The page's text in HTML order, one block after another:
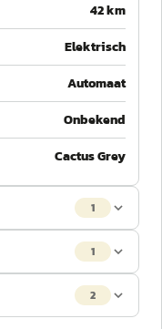
42 km
Elektrisch
Automaat
Onbekend
Cactus Grey
1
1
2